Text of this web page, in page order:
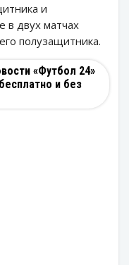
и
в двух матчах
полузащитника.
«Футбол 24»
и без